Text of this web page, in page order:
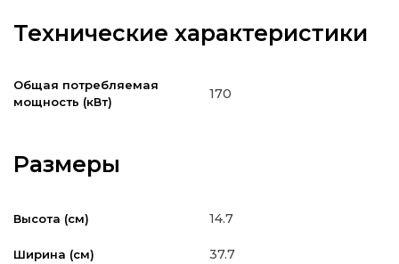
Технические характеристики
Общая потребляемая
мощность (кВт)
170
Размеры
Высота (см) 14.7
Ширина (см) 37.7